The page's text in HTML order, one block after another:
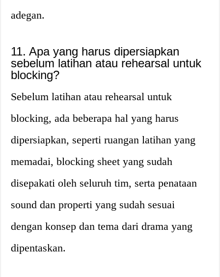
adegan.
11. Apa yang harus dipersiapkan
sebelum latihan atau rehearsal untuk
blocking?
Sebelum latihan atau rehearsal untuk
blocking, ada beberapa hal yang harus
dipersiapkan, seperti ruangan latihan yang
memadai, blocking sheet yang sudah
disepakati oleh seluruh tim, serta penataan
sound dan properti yang sudah sesuai
dengan konsep dan tema dari drama yang
dipentaskan.